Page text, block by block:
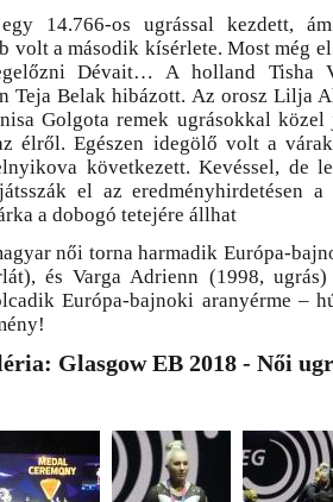
14.766-os ugrással kezdett,
volt a második kísérlete. Most még
Dévait… A holland Tisha
Teja Belak hibázott. Az orosz Lilja
Golgota remek ugrásokkal
élről. Egészen idegölő volt a
következett. Kevéssel, de
el az eredményhirdetésen
a dobogó tetejére állhat
női torna harmadik Európa-
és Varga Adrienn (1998,
Európa-bajnoki aranyérme –
Glasgow EB 2018 - Női